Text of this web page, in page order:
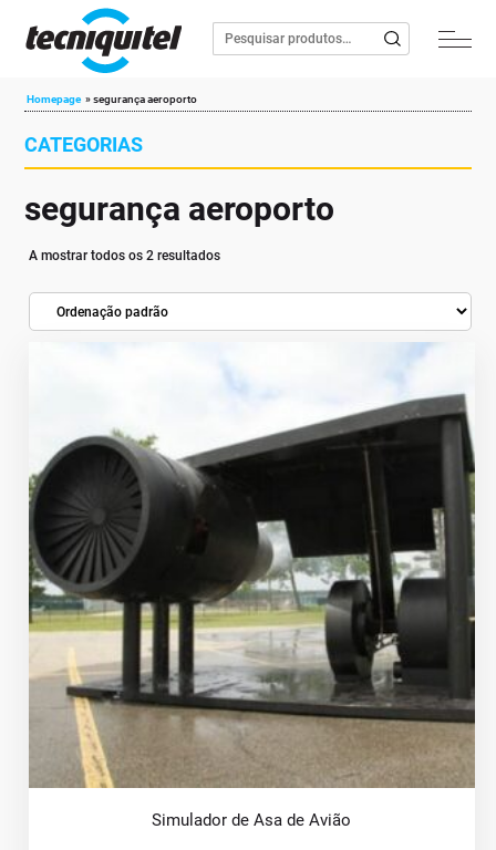
Homepage »segurança aeroporto
CATEGORIAS
segurança aeroporto
A mostrar todos os 2 resultados
Simulador de Asa de Avião